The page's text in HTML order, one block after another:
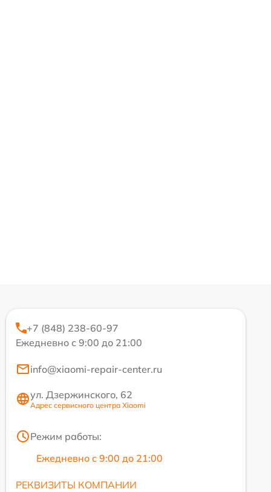
+7 (848) 238-60-97
Ежедневно с 9:00 до 21:00
info@xiaomi-repair-center.ru
ул. Дзержинского, 62
Адрес сервисного центра Xiaomi
Режим работы:
Ежедневно с 9:00 до 21:00
РЕКВИЗИТЫ КОМПАНИИ